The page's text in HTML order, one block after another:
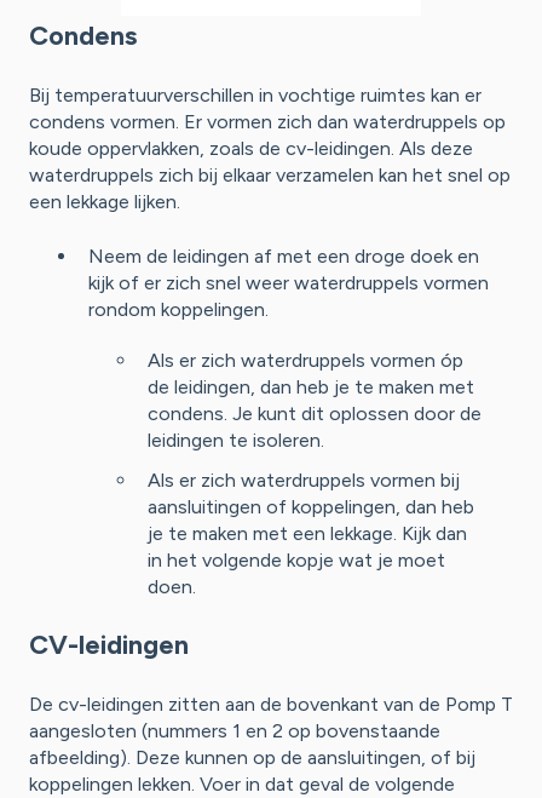
Condens
Bij temperatuurverschillen in vochtige ruimtes kan er
condens vormen. Er vormen zich dan waterdruppels op
koude oppervlakken, zoals de cv-leidingen. Als deze
waterdruppels zich bij elkaar verzamelen kan het snel op
een lekkage lijken.
Neem de leidingen af met een droge doek en
kijk of er zich snel weer waterdruppels vormen
rondom koppelingen.
Als er zich waterdruppels vormen óp
de leidingen, dan heb je te maken met
condens. Je kunt dit oplossen door de
leidingen te isoleren.
Als er zich waterdruppels vormen bij
aansluitingen of koppelingen, dan heb
je te maken met een lekkage. Kijk dan
in het volgende kopje wat je moet
doen.
CV-leidingen
De cv-leidingen zitten aan de bovenkant van de Pomp T
aangesloten (nummers 1 en 2 op bovenstaande
afbeelding). Deze kunnen op de aansluitingen, of bij
koppelingen lekken. Voer in dat geval de volgende